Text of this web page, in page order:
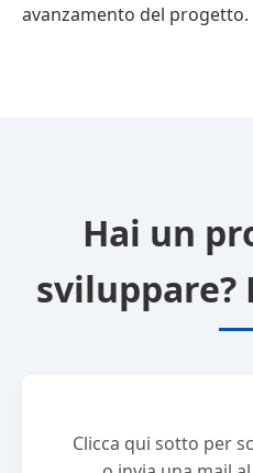
avanzamento del progetto.
Hai un
sviluppare?
Clicca qui sotto per